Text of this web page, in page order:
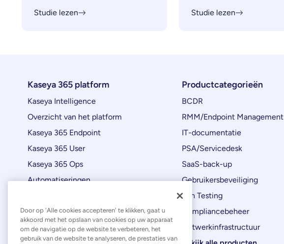
Studie lezen Studie lezen
Kaseya 365 platform
Kaseya Intelligence
Overzicht van het platform
Kaseya 365 Endpoint
Kaseya 365 User
Kaseya 365 Ops
Automatiseringen
Productcategorieën
BCDR
RMM/Endpoint Management
IT-documentatie
PSA/Servicedesk
SaaS-back-up
Gebruikersbeveiliging
Pen Testing
Compliancebeheer
Netwerkinfrastructuur
Door op 'Alle cookies accepteren' te klikken, gaat u
akkoord met het opslaan van cookies op uw apparaat
om de navigatie op de website te verbeteren, het
gebruik van de website te analyseren, de prestaties van